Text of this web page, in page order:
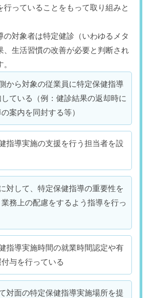
行っていることをもって取り組みと
対象者は特定健診（いわゆるメタ
、生活習慣の改善が必要と判断され
から対象の従業員に特定保健指導
ている（例：健診結果の返却時に
案内を同封する等）
指導実施の支援を行う担当者を設
対して、特定保健指導の重要性を
務上の配慮をするよう指導を行っ
指導実施時間の就業時間認定や有
与を行っている
対面の特定保健指導実施場所を提